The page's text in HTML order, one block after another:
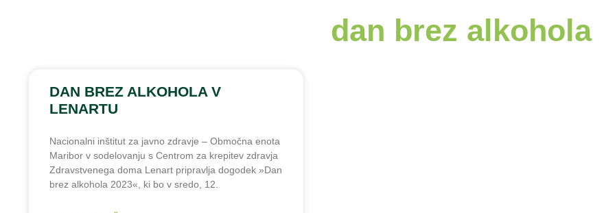
dan brez alkohola
DAN BREZ ALKOHOLA V
LENARTU
Nacionalni inštitut za javno zdravje – Območna enota
Maribor v sodelovanju s Centrom za krepitev zdravja
Zdravstvenega doma Lenart pripravlja dogodek »Dan
brez alkohola 2023«, ki bo v sredo, 12.